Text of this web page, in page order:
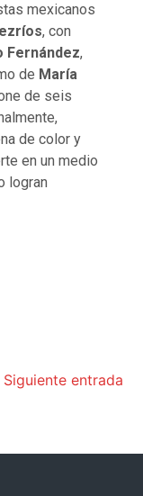
mexicanos
, con
Fernández,
de María
de seis
de color y
en un medio
logran
Siguiente entrada